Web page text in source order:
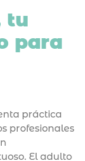
tu
para
práctica
profesionales
El adulto